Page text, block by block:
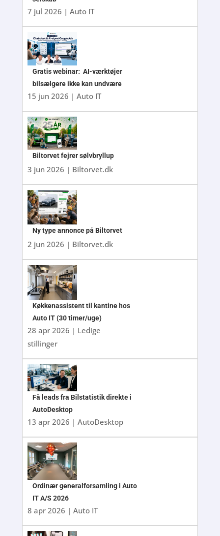
7 jul 2026 | Auto IT
Gratis webinar: AI-værktøjer
bilsælgere ikke kan undvære
15 jun 2026 | Auto IT
Biltorvet fejrer sølvbryllup
3 jun 2026 | Biltorvet.dk
Ny type annonce på Biltorvet
2 jun 2026 | Biltorvet.dk
Køkkenassistent til kantine hos
Auto IT (30 timer/uge)
28 apr 2026 | Ledige
stillinger
Få leads fra Bilstatistik direkte i
AutoDesktop
13 apr 2026 | AutoDesktop
Ordinær generalforsamling i Auto
IT A/S 2026
8 apr 2026 | Auto IT